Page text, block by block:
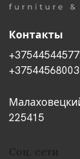
Контакты
225415
Соц. сети